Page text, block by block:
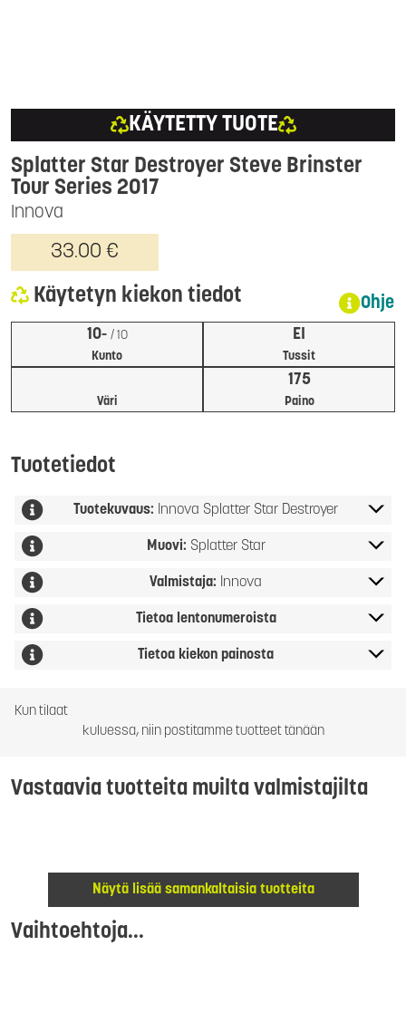
KÄYTETTY TUOTE
Innova
Splatter Star Destroyer Steve Brinster
Tour Series 2017
33.00 €
Käytetyn kiekon tiedot Ohje
Kunto
10- / 10
Tussit
EI
Väri Paino
175
Tuotetiedot
Tuotekuvaus: Innova Splatter Star Destroyer
Muovi: Splatter Star
Valmistaja: Innova
Tietoa lentonumeroista
Tietoa kiekon painosta
Kun tilaat
kuluessa, niin postitamme tuotteet tänään
Vastaavia tuotteita muilta valmistajilta
Näytä lisää samankaltaisia tuotteita
Vaihtoehtoja...